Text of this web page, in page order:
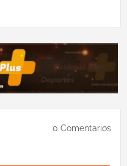
0 Comentarios